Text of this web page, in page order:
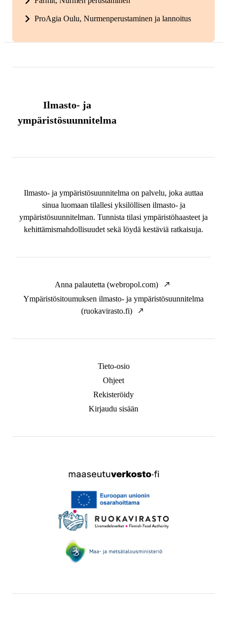
ProAgia Oulu, Nurmenperustaminen ja lannoitus
Ilmasto- ja
ympäristösuunnitelma
Ilmasto- ja ympäristösuunnitelma on palvelu, joka auttaa
sinua luomaan tilallesi yksilöllisen ilmasto- ja
ympäristösuunnitelman. Tunnista tilasi ympäristöhaasteet ja
kehittämismahdollisuudet sekä löydä kestäviä ratkaisuja.
Anna palautetta (webropol.com)
Ympäristösitoumuksen ilmasto- ja ympäristösuunnitelma
(ruokavirasto.fi)
Tieto-osio
Ohjeet
Rekisteröidy
Kirjaudu sisään